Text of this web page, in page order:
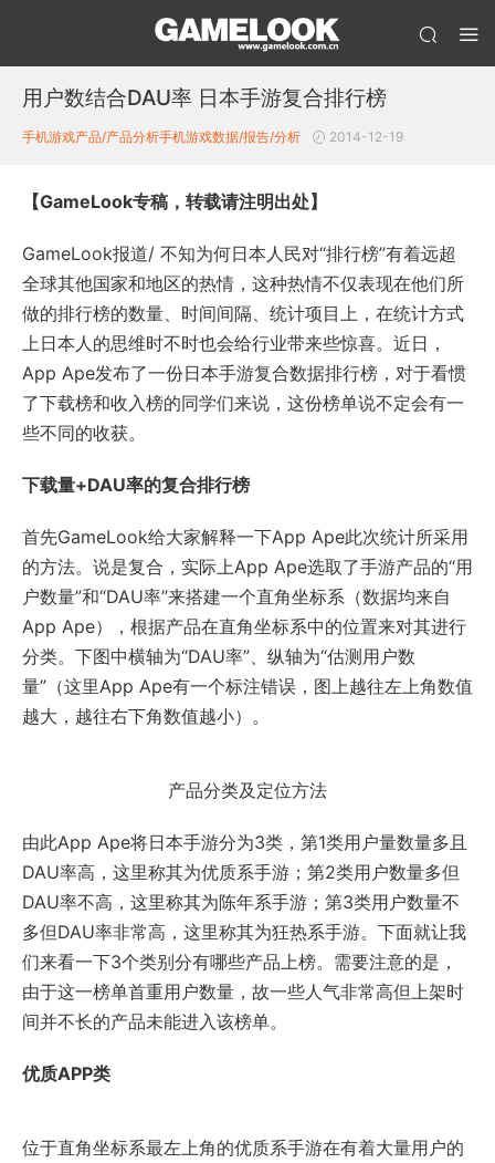
用户数结合DAU率 日本手游复合排行榜
手机游戏产品/产品分析手机游戏数据/报告/分析 2014-12-19
【GameLook专稿，转载请注明出处】
GameLook报道/ 不知为何日本人民对“排行榜”有着远超
全球其他国家和地区的热情，这种热情不仅表现在他们所
做的排行榜的数量、时间间隔、统计项目上，在统计方式
上日本人的思维时不时也会给行业带来些惊喜。近日，
App Ape发布了一份日本手游复合数据排行榜，对于看惯
了下载榜和收入榜的同学们来说，这份榜单说不定会有一
些不同的收获。
下载量+DAU率的复合排行榜
首先GameLook给大家解释一下App Ape此次统计所采用
的方法。说是复合，实际上App Ape选取了手游产品的“用
户数量”和“DAU率”来搭建一个直角坐标系（数据均来自
App Ape），根据产品在直角坐标系中的位置来对其进行
分类。下图中横轴为“DAU率”、纵轴为“估测用户数
量”（这里App Ape有一个标注错误，图上越往左上角数值
越大，越往右下角数值越小）。
产品分类及定位方法
由此App Ape将日本手游分为3类，第1类用户量数量多且
DAU率高，这里称其为优质系手游；第2类用户数量多但
DAU率不高，这里称其为陈年系手游；第3类用户数量不
多但DAU率非常高，这里称其为狂热系手游。下面就让我
们来看一下3个类别分有哪些产品上榜。需要注意的是，
由于这一榜单首重用户数量，故一些人气非常高但上架时
间并不长的产品未能进入该榜单。
优质APP类
位于直角坐标系最左上角的优质系手游在有着大量用户的